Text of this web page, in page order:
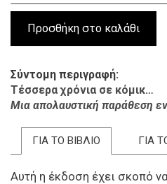
Σύντομη περιγραφή
Τέσσεραχρόνια σε κόμικ…
Μια απολαυστική παράθεση
ΓΙΑ ΤΟ ΒΙΒΛΙΟ ΓΙΑ
Αυτή η έκδοση έχει σκοπό